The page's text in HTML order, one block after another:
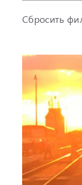
Сбросить